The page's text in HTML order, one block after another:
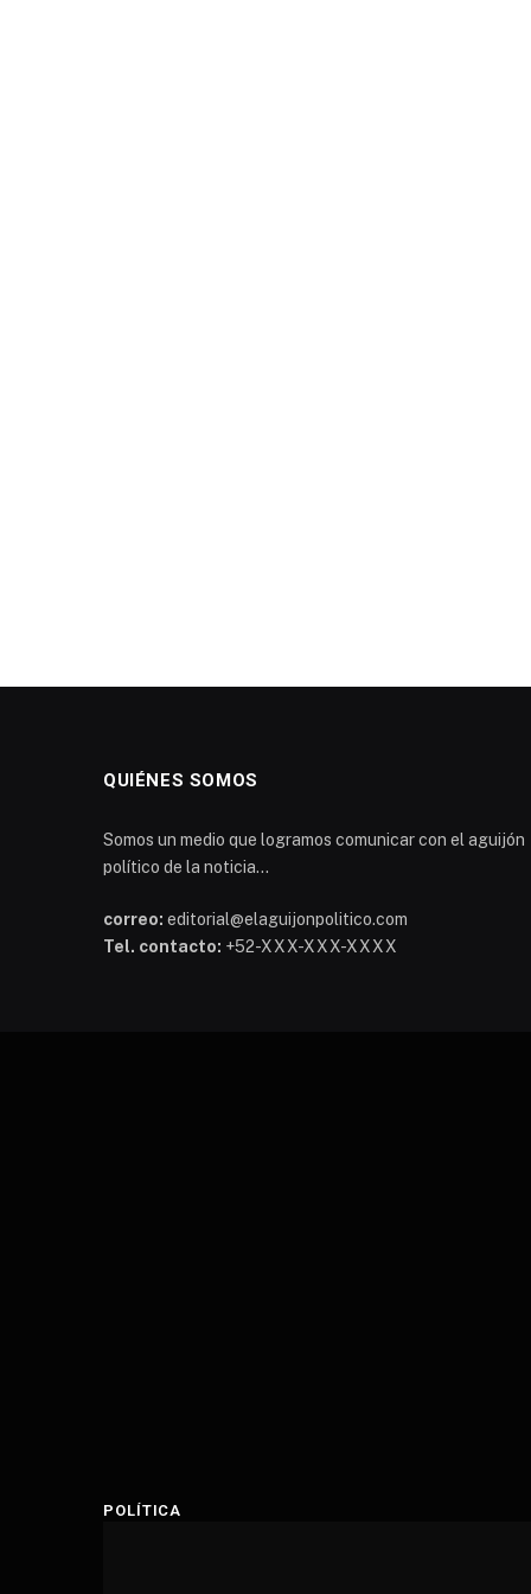
QUIÉNES SOMOS
Somos un medio que logramos comunicar con el aguijón
político de la noticia...
correo: editorial@elaguijonpolitico.com
Tel. contacto: +52-XXX-XXX-XXXX
POLÍTICA